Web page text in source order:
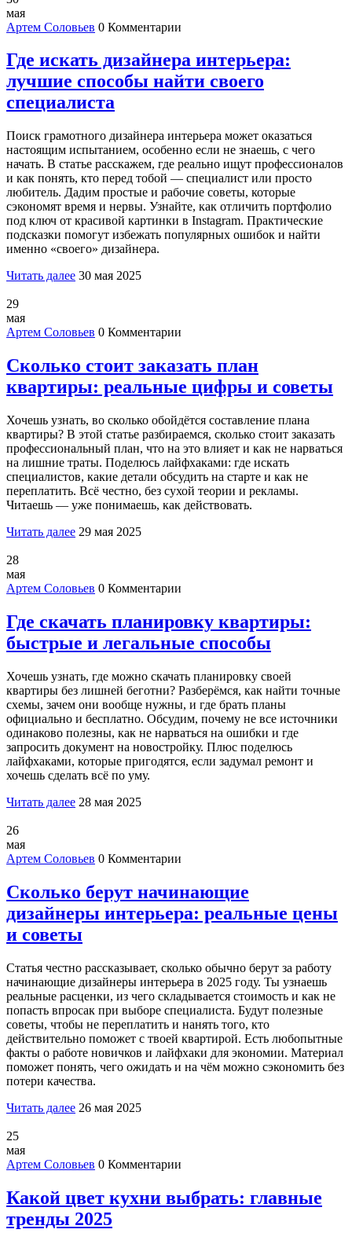
мая
Артем Соловьев 0 Комментарии
Где искать дизайнера интерьера:
лучшие способы найти своего
специалиста
Поиск грамотного дизайнера интерьера может оказаться
настоящим испытанием, особенно если не знаешь, с чего
начать. В статье расскажем, где реально ищут профессионалов
и как понять, кто перед тобой — специалист или просто
любитель. Дадим простые и рабочие советы, которые
сэкономят время и нервы. Узнайте, как отличить портфолио
под ключ от красивой картинки в Instagram. Практические
подсказки помогут избежать популярных ошибок и найти
именно «своего» дизайнера.
Читать далее 30 мая 2025
29
мая
Артем Соловьев 0 Комментарии
Сколько стоит заказать план
квартиры: реальные цифры и советы
Хочешь узнать, во сколько обойдётся составление плана
квартиры? В этой статье разбираемся, сколько стоит заказать
профессиональный план, что на это влияет и как не нарваться
на лишние траты. Поделюсь лайфхаками: где искать
специалистов, какие детали обсудить на старте и как не
переплатить. Всё честно, без сухой теории и рекламы.
Читаешь — уже понимаешь, как действовать.
Читать далее 29 мая 2025
28
мая
Артем Соловьев 0 Комментарии
Где скачать планировку квартиры:
быстрые и легальные способы
Хочешь узнать, где можно скачать планировку своей
квартиры без лишней беготни? Разберёмся, как найти точные
схемы, зачем они вообще нужны, и где брать планы
официально и бесплатно. Обсудим, почему не все источники
одинаково полезны, как не нарваться на ошибки и где
запросить документ на новостройку. Плюс поделюсь
лайфхаками, которые пригодятся, если задумал ремонт и
хочешь сделать всё по уму.
Читать далее 28 мая 2025
26
мая
Артем Соловьев 0 Комментарии
Сколько берут начинающие
дизайнеры интерьера: реальные цены
и советы
Статья честно рассказывает, сколько обычно берут за работу
начинающие дизайнеры интерьера в 2025 году. Ты узнаешь
реальные расценки, из чего складывается стоимость и как не
попасть впросак при выборе специалиста. Будут полезные
советы, чтобы не переплатить и нанять того, кто
действительно поможет с твоей квартирой. Есть любопытные
факты о работе новичков и лайфхаки для экономии. Материал
поможет понять, чего ожидать и на чём можно сэкономить без
потери качества.
Читать далее 26 мая 2025
25
мая
Артем Соловьев 0 Комментарии
Какой цвет кухни выбрать: главные
тренды 2025